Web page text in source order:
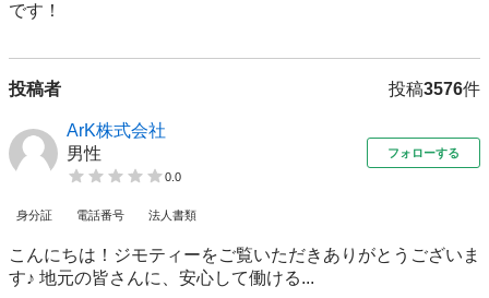
です！
投稿者 投稿3576件
ArK株式会社
男性
0.0
フォローする
身分証 電話番号 法人書類
こんにちは！ジモティーをご覧いただきありがとうございま
す♪ 地元の皆さんに、安心して働ける...